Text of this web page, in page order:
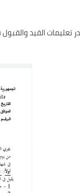
تعليمات القيد